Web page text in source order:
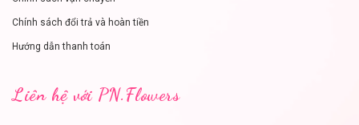
Chính sách đổi trả và hoàn tiền
Hướng dẫn thanh toán
Liên hệ với PN.Flowers